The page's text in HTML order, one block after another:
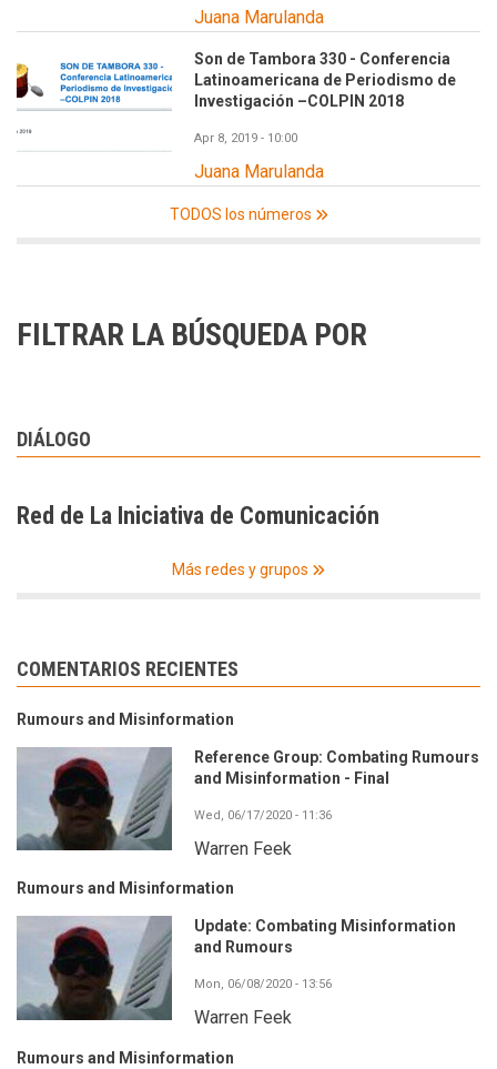
Juana Marulanda
Son de Tambora 330 - Conferencia
Latinoamericana de Periodismo de
Investigación –COLPIN 2018
Apr 8, 2019 - 10:00
Juana Marulanda
TODOS los números
FILTRAR LA BÚSQUEDA POR
DIÁLOGO
Red de La Iniciativa de Comunicación
Más redes y grupos
COMENTARIOS RECIENTES
Rumours and Misinformation
Reference Group: Combating Rumours
and Misinformation - Final
Wed, 06/17/2020 - 11:36
Warren Feek
Rumours and Misinformation
Update: Combating Misinformation
and Rumours
Mon, 06/08/2020 - 13:56
Warren Feek
Rumours and Misinformation